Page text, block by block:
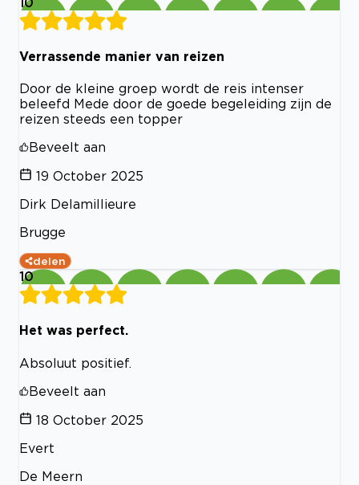
Verrassende manier van reizen
Door de kleine groep wordt de reis intenser
beleefd Mede door de goede begeleiding zijn de
reizen steeds een topper
Beveelt aan
19 October 2025
Dirk Delamillieure
Brugge
delen
10
Het was perfect.
Absoluut positief.
Beveelt aan
18 October 2025
Evert
De Meern